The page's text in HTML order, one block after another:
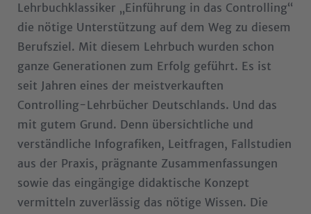
Lehrbuchklassiker „Einführung in das Controlling“
die nötige Unterstützung auf dem Weg zu diesem
Berufsziel. Mit diesem Lehrbuch wurden schon
ganze Generationen zum Erfolg geführt. Es ist
seit Jahren eines der meistverkauften
Controlling-Lehrbücher Deutschlands. Und das
mit gutem Grund. Denn übersichtliche und
verständliche Infografiken, Leitfragen, Fallstudien
aus der Praxis, prägnante Zusammenfassungen
sowie das eingängige didaktische Konzept
vermitteln zuverlässig das nötige Wissen. Die